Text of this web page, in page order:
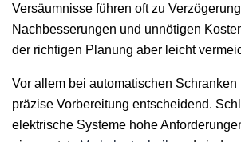
Versäumnisse führen oft zu
Nachbesserungen und unnötigen
der richtigen Planung aber leicht
Vor allem bei automatischen
präzise Vorbereitung entscheidend.
elektrische Systeme hohe